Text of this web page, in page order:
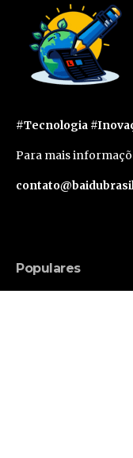
#Tecnologia
Para mais
Populares